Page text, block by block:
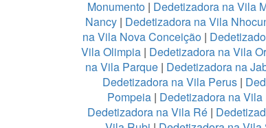
Monumento| Dedetizadora na Vila
Nancy| Dedetizadora na Vila
na Vila Nova Conceição |
Vila Olimpia | Dedetizadora na Vila
na Vila Parque | Dedetizadora na
Dedetizadora na Vila Perus|
Pompeia| Dedetizadora na
Dedetizadora na Vila Ré |